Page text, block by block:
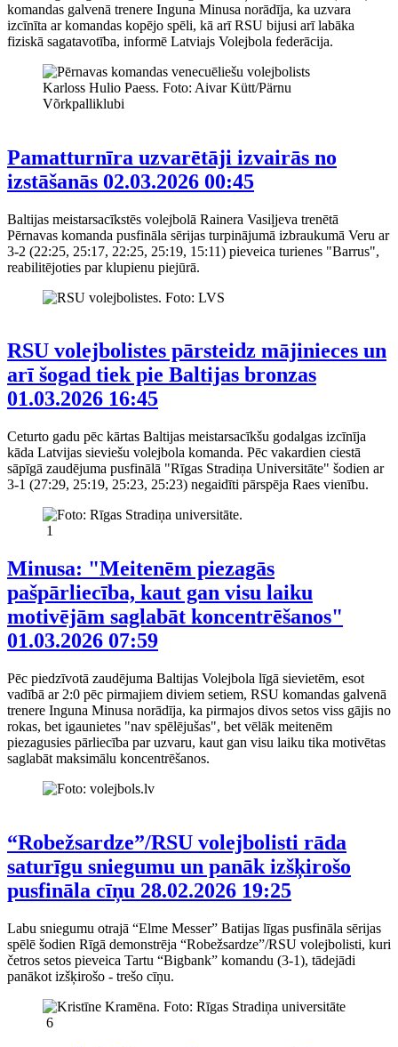
komandas galvenā trenere Inguna Minusa norādīja, ka uzvara
izcīnīta ar komandas kopējo spēli, kā arī RSU bijusi arī labāka
fiziskā sagatavotība, informē Latviajs Volejbola federācija.
Pamatturnīra uzvarētāji izvairās no
izstāšanās 02.03.2026 00:45
Baltijas meistarsacīkstēs volejbolā Rainera Vasiļjeva trenētā
Pērnavas komanda pusfināla sērijas turpinājumā izbraukumā Veru ar
3-2 (22:25, 25:17, 22:25, 25:19, 15:11) pieveica turienes "Barrus",
reabilitējoties par klupienu piejūrā.
RSU volejbolistes pārsteidz mājinieces un
arī šogad tiek pie Baltijas bronzas
01.03.2026 16:45
Ceturto gadu pēc kārtas Baltijas meistarsacīkšu godalgas izcīnīja
kāda Latvijas sieviešu volejbola komanda. Pēc vakardien ciestā
sāpīgā zaudējuma pusfinālā "Rīgas Stradiņa Universitāte" šodien ar
3-1 (27:29, 25:19, 25:23, 25:23) negaidīti pārspēja Raes vienību.
1
Minusa: "Meitenēm piezagās
pašpārliecība, kaut gan visu laiku
motivējām saglabāt koncentrēšanos"
01.03.2026 07:59
Pēc piedzīvotā zaudējuma Baltijas Volejbola līgā sievietēm, esot
vadībā ar 2:0 pēc pirmajiem diviem setiem, RSU komandas galvenā
trenere Inguna Minusa norādīja, ka pirmajos divos setos viss gājis no
rokas, bet igaunietes "nav spēlējušas", bet vēlāk meitenēm
piezagusies pārliecība par uzvaru, kaut gan visu laiku tika motivētas
saglabāt maksimālu koncentrēšanos.
“Robežsardze”/RSU volejbolisti rāda
saturīgu sniegumu un panāk izšķirošo
pusfināla cīņu 28.02.2026 19:25
Labu sniegumu otrajā “Elme Messer” Batijas līgas pusfināla sērijas
spēlē šodien Rīgā demonstrēja “Robežsardze”/RSU volejbolisti, kuri
četros setos pieveica Tartu “Bigbank” komandu (3-1), tādejādi
panākot izšķirošo - trešo cīņu.
6